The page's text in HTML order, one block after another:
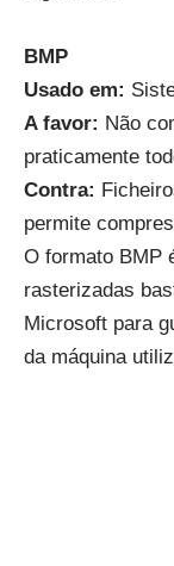
BMP
Usado em:
A favor: Não
praticamente
Contra:
permite
O formato BMP
rasterizadas
Microsoft para
da máquina